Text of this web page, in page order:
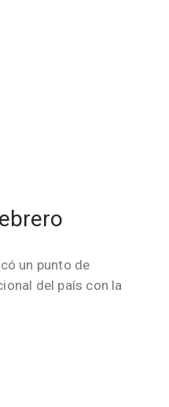
un punto de
del país con la